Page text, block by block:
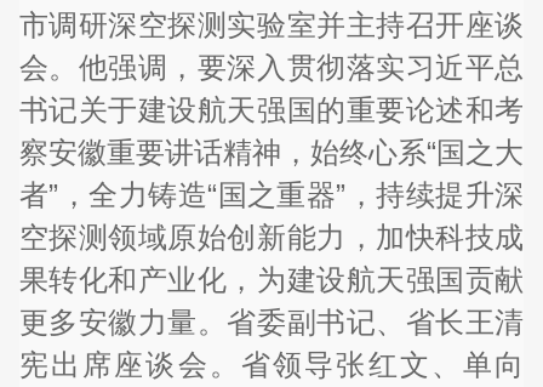
市调研深空探测实验室并主持召开座谈
会。他强调，要深入贯彻落实习近平总
书记关于建设航天强国的重要论述和考
察安徽重要讲话精神，始终心系“国之大
者”，全力铸造“国之重器”，持续提升深
空探测领域原始创新能力，加快科技成
果转化和产业化，为建设航天强国贡献
更多安徽力量。省委副书记、省长王清
宪出席座谈会。省领导张红文、单向